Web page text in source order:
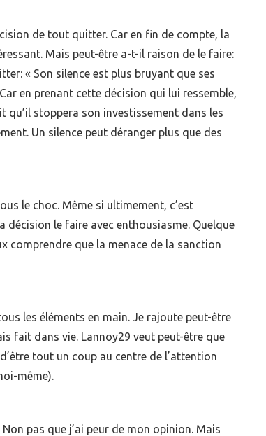
de tout quitter. Car en fin de compte, la
Mais peut-être a-t-il raison de le faire:
« Son silence est plus bruyant que ses
en prenant cette décision qui lui ressemble,
qu’il stoppera son investissement dans les
Un silence peut déranger plus que des
le choc. Même si ultimement, c’est
décision le faire avec enthousiasme. Quelque
comprendre que la menace de la sanction
les éléments en main. Je rajoute peut-être
fait dans vie. Lannoy29 veut peut-être que
tout un coup au centre de l’attention
même).
pas que j’ai peur de mon opinion. Mais